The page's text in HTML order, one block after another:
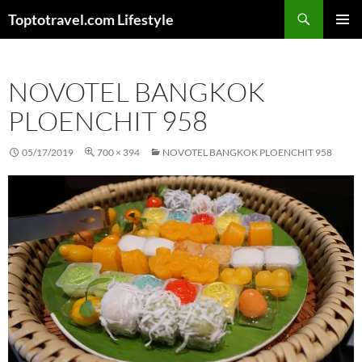
Toptotravel.com Lifestyle
NOVOTEL BANGKOK
PLOENCHIT 958
05/17/2019 700 × 394 NOVOTEL BANGKOK PLOENCHIT 958